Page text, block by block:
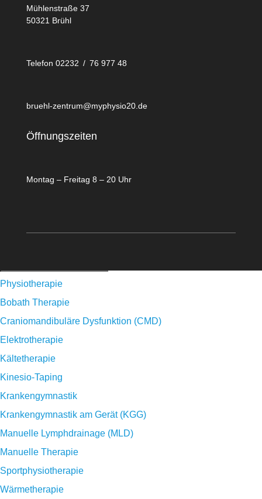
Mühlenstraße 37
50321 Brühl
Telefon 02232 / 76 977 48
bruehl-zentrum@myphysio20.de
Öffnungszeiten
Montag – Freitag 8 – 20 Uhr
Physiotherapie
Bobath Therapie
Craniomandibuläre Dysfunktion (CMD)
Elektrotherapie
Kältetherapie
Kinesio-Taping
Krankengymnastik
Krankengymnastik am Gerät (KGG)
Manuelle Lymphdrainage (MLD)
Manuelle Therapie
Sportphysiotherapie
Wärmetherapie